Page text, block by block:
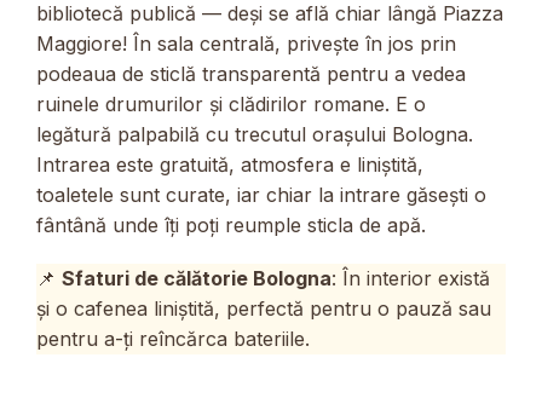
bibliotecă publică — deși se află chiar lângă Piazza
Maggiore! În sala centrală, privește în jos prin
podeaua de sticlă transparentă pentru a vedea
ruinele drumurilor și clădirilor romane. E o
legătură palpabilă cu trecutul orașului Bologna.
Intrarea este gratuită, atmosfera e liniștită,
toaletele sunt curate, iar chiar la intrare găsești o
fântână unde îți poți reumple sticla de apă.
📌 Sfaturi de călătorie Bologna: În interior există
și o cafenea liniștită, perfectă pentru o pauză sau
pentru a-ți reîncărca bateriile.